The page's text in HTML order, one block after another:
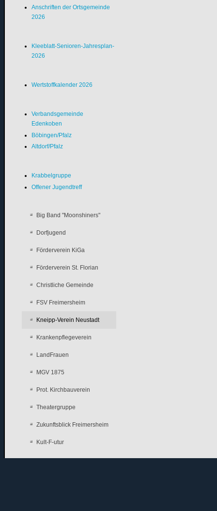
Anschriften der Ortsgemeinde
2026
Kleeblatt-Senioren-Jahresplan-
2026
Wertstoffkalender 2026
Verbandsgemeinde
Edenkoben
Böbingen/Pfalz
Altdorf/Pfalz
Krabbelgruppe
Offener Jugendtreff
Big Band "Moonshiners"
Dorfjugend
Förderverein KiGa
Förderverein St. Florian
Christliche Gemeinde
FSV Freimersheim
Kneipp-Verein Neustadt
Krankenpflegeverein
LandFrauen
MGV 1875
Prot. Kirchbauverein
Theatergruppe
Zukunftsblick Freimersheim
Kult-F-utur